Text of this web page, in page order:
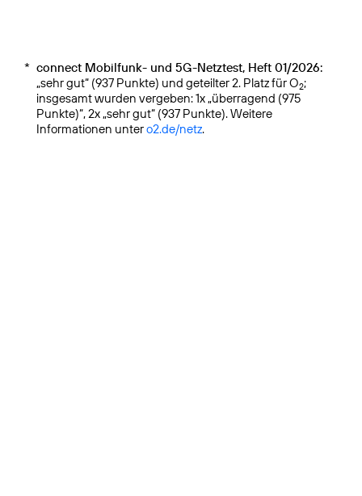
* connect Mobilfunk- und 5G-Netztest, Heft 01/2026:
„sehr gut“ (937 Punkte) und geteilter 2. Platz für O2;
insgesamt wurden vergeben: 1x „überragend (975
Punkte)“, 2x „sehr gut“ (937 Punkte). Weitere
Informationen untero2.de/netz.